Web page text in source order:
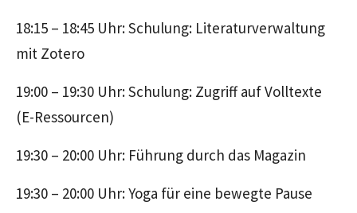
18:15 – 18:45 Uhr: Schulung: Literaturverwaltung
mit Zotero
19:00 – 19:30 Uhr: Schulung: Zugriff auf Volltexte
(E-Ressourcen)
19:30 – 20:00 Uhr: Führung durch das Magazin
19:30 – 20:00 Uhr: Yoga für eine bewegte Pause